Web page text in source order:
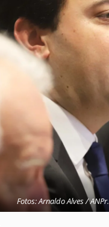
Fotos: Arnaldo Alves / ANPr.